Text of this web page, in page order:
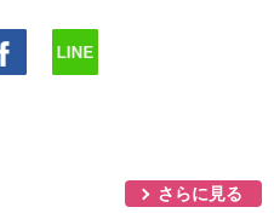
さらに見る